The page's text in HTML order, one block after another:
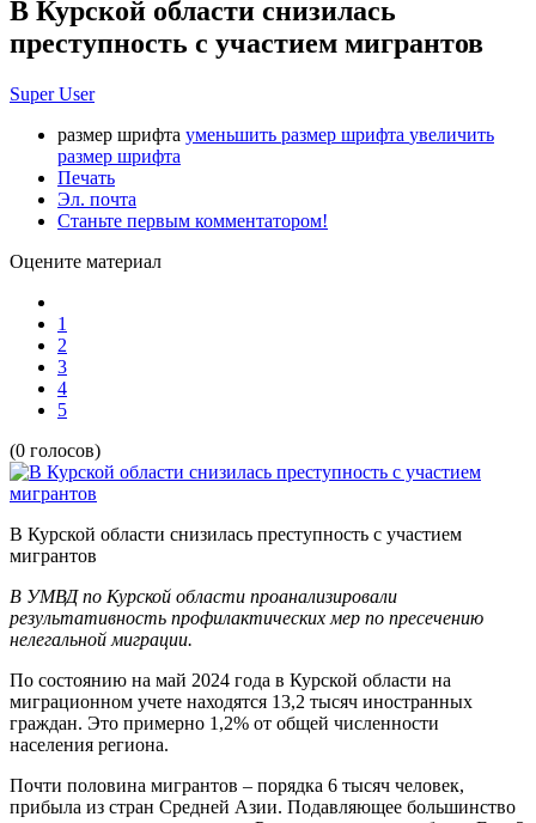
В Курской области снизилась
преступность с участием мигрантов
Super User
размер шрифта уменьшить размер шрифта увеличить
размер шрифта
Печать
Эл. почта
Станьте первым комментатором!
Оцените материал
1
2
3
4
5
(0 голосов)
В Курской области снизилась преступность с участием
мигрантов
В УМВД по Курской области проанализировали
результативность профилактических мер по пресечению
нелегальной миграции.
По состоянию на май 2024 года в Курской области на
миграционном учете находятся 13,2 тысяч иностранных
граждан. Это примерно 1,2% от общей численности
населения региона.
Почти половина мигрантов – порядка 6 тысяч человек,
прибыла из стран Средней Азии. Подавляющее большинство